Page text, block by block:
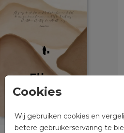
Cookies
Wij gebruiken cookies en
betere gebruikerservaring te